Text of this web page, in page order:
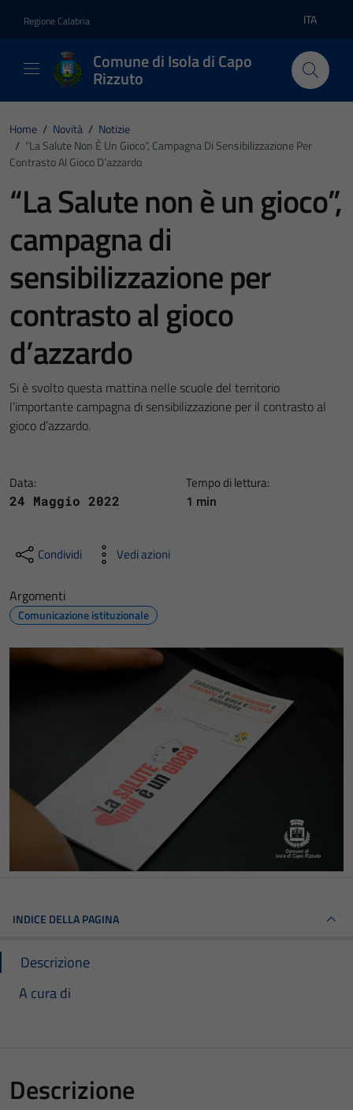
Regione Calabria Lingua
ITA
Comune di Isola di Capo
Rizzuto
Home / Novità / Notizie
/ “La Salute Non È Un Gioco”, Campagna Di Sensibilizzazione Per
Contrasto Al Gioco D’azzardo
“La Salute non è un gioco”,
campagna di
sensibilizzazione per
contrasto al gioco
d’azzardo
Si è svolto questa mattina nelle scuole del territorio
l’importante campagna di sensibilizzazione per il contrasto al
gioco d’azzardo.
Data:
24 Maggio 2022
Tempo di lettura:
1 min
Condividi Vedi azioni
Argomenti
Comunicazione istituzionale
INDICE DELLA PAGINA
Descrizione
A cura di
Descrizione